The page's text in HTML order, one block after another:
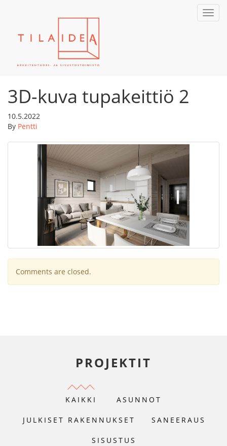
3D-kuva tupakeittiö 2
10.5.2022
By Pentti
Comments are closed.
PROJEKTIT
KAIKKI ASUNNOT
JULKISET RAKENNUKSET SANEERAUS
SISUSTUS